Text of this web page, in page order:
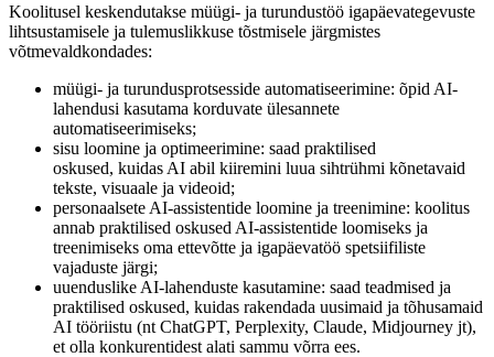
Koolitusel keskendutakse müügi- ja turundustöö igapäevategevuste
lihtsustamisele ja tulemuslikkuse tõstmisele järgmistes
võtmevaldkondades:
müügi- ja turundusprotsesside automatiseerimine: õpid AI-
lahendusi kasutama korduvate ülesannete
automatiseerimiseks;
sisu loomine ja optimeerimine: saad praktilised
oskused, kuidas AI abil kiiremini luua sihtrühmi kõnetavaid
tekste, visuaale ja videoid;
personaalsete AI-assistentide loomine ja treenimine: koolitus
annab praktilised oskused AI-assistentide loomiseks ja
treenimiseks oma ettevõtte ja igapäevatöö spetsiifiliste
vajaduste järgi;
uuenduslike AI-lahenduste kasutamine: saad teadmised ja
praktilised oskused, kuidas rakendada uusimaid ja tõhusamaid
AI tööriistu (nt ChatGPT, Perplexity, Claude, Midjourney jt),
et olla konkurentidest alati sammu võrra ees.